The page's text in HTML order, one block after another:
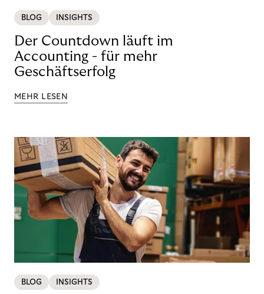
BLOG INSIGHTS
Der Countdown läuft im
Accounting - für mehr
Geschäftserfolg
MEHR LESEN
BLOG INSIGHTS